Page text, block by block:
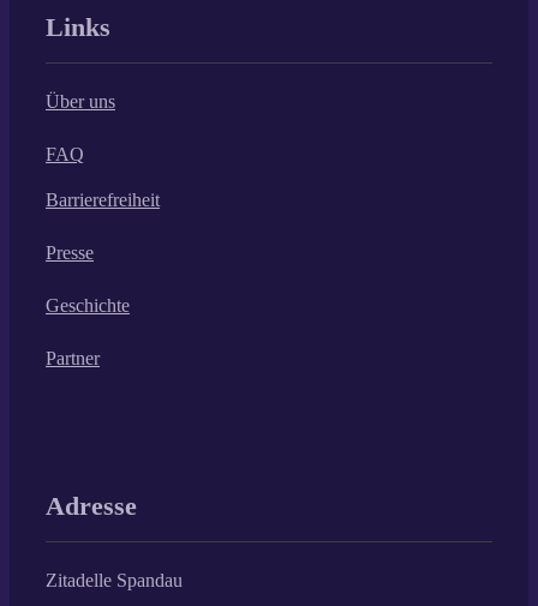
Links
Über uns
FAQ
Barrierefreiheit
Presse
Geschichte
Partner
Adresse
Zitadelle Spandau